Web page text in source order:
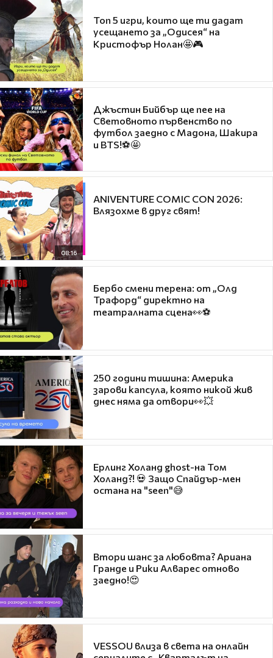
Топ 5 игри, които ще ти дадат
усещането за „Одисея“ на
Кристофър Нолан🤩🎮
Джъстин Бийбър ще пее на
Световното първенство по
футбол заедно с Мадона, Шакира
и BTS!⚽🤩
08:16
ANIVENTURE COMIC CON 2026:
Влязохме в друг свят!
Бербо смени терена: от „Олд
Трафорд“ директно на
театралната сцена👀⚽
250 години тишина: Америка
зарови капсула, която никой жив
днес няма да отвори👀💥
Ерлинг Холанд ghost-на Том
Холанд?! 💀 Защо Спайдър-мен
остана на "seen"😅
Втори шанс за любовта? Ариана
Гранде и Рики Алварес отново
заедно!😍
VESSOU влиза в света на онлайн